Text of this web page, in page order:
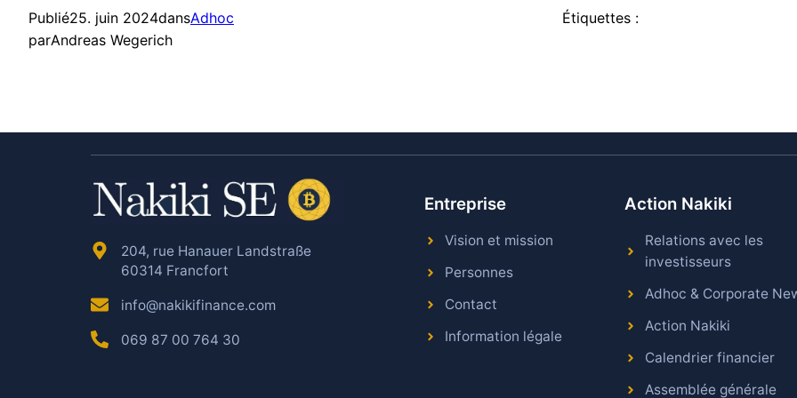
Publié25. juin 2024dansAdhoc
parAndreas Wegerich
Étiquettes :
204, rue Hanauer Landstraße
60314 Francfort
info@nakikifinance.com
069 87 00 764 30
Entreprise
Vision et mission
Personnes
Contact
Information légale
Action Nakiki
Relations avec les
investisseurs
Adhoc & Corporate
Action Nakiki
Calendrier financier
Assemblée générale